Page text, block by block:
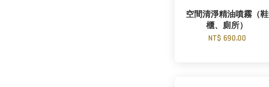
空間清淨精油噴霧（鞋
櫃、廁所）
NT$ 690.00